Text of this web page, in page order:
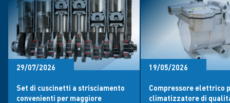
29/07/2026
Set di cuscinetti a strisciamento
convenienti per maggiore
19/05/2026
Compressore elettrico
climatizzatore di